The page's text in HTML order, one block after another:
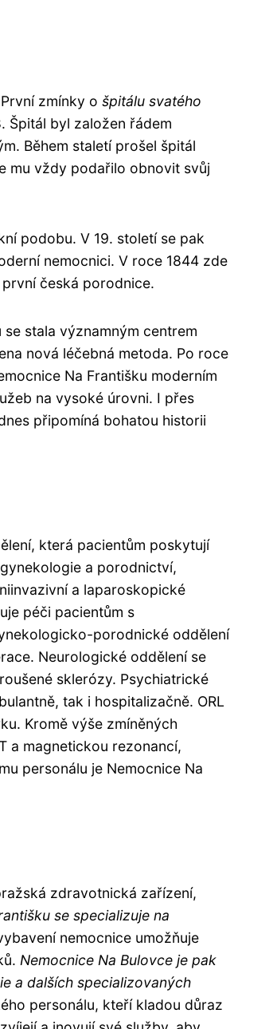
zmínky o špitálu svatého
. Špitál byl založen řádem
Během staletí prošel špitál
mu vždy podařilo obnovit svůj
podobu. V 19. století se pak
nemocnici. V roce 1844 zde
česká porodnice.
stala významným centrem
nová léčebná metoda. Po roce
Na Františku moderním
na vysoké úrovni. I přes
připomíná bohatou historii
která pacientům poskytují
a porodnictví,
a laparoskopické
péči pacientům s
porodnické oddělení
Neurologické oddělení se
sklerózy. Psychiatrické
tak i hospitalizačně. ORL
Kromě výše zmíněných
a magnetickou rezonancí,
personálu je Nemocnice Na
zdravotnická zařízení,
se specializuje na
nemocnice umožňuje
Nemocnice Na Bulovce je pak
a dalších specializovaných
personálu, kteří kladou důraz